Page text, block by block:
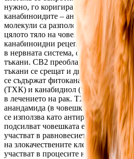
нужно, го коригира. Това става чрез
канабиноидите – анандамид и 2-
молекули са разположени на
цялото тяло на човека. Установено
канабиноидни рецептори – СВ1 и
в нервната система, органите,
тъкани. СВ2 преобладават в
тъкани се срещат и двата вида
се съдържат фитоканабиноидите –
(ТХК) и канабидиол (КБД), които са
в лечението на рак. ТХК и КБД са
анандамида (в човешкия
се използва като антираково
подсилват човешката
участват в равновесието в
на злокачествените клетки и ги
участват в процесите на мозъка и